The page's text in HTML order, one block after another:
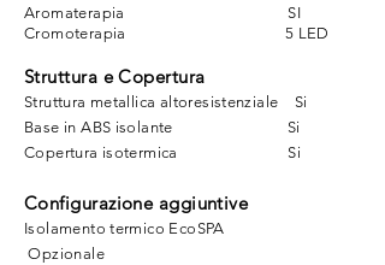
Aromaterapia SI
Cromoterapia 5 LED
Struttura e Copertura
Struttura metallica altoresistenziale Si
Base in ABS isolante Si
Copertura isotermica Si
Configurazione aggiuntive
Isolamento termico EcoSPA
Opzionale